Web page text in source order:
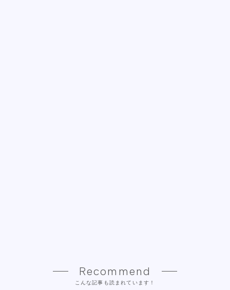
Recommend
こんな記事も読まれています！